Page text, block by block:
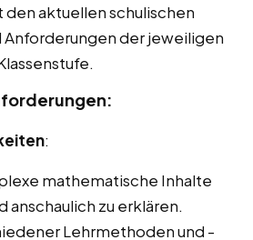
aktuellen schulischen
Anforderungen der jeweiligen
:
mathematische Inhalte
anschaulich zu erklären.
Lehrmethoden und -